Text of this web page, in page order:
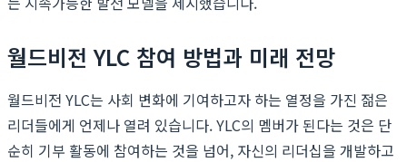
월드비전 YLC 참여 방법과 미래 전망
월드비전 YLC는 사회 변화에 기여하고자 하는 열정을 가진 젊은
리더들에게 언제나 열려 있습니다. YLC의 멤버가 된다는 것은 단
순히 기부 활동에 참여하는 것을 넘어, 자신의 리더십을 개발하고